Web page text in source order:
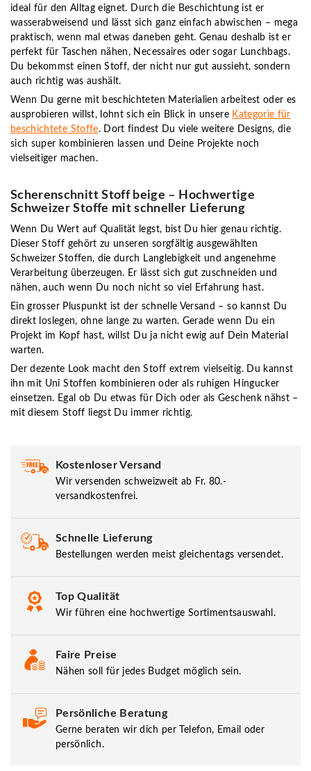
ideal für den Alltag eignet. Durch die Beschichtung ist er
wasserabweisend und lässt sich ganz einfach abwischen – mega
praktisch, wenn mal etwas daneben geht. Genau deshalb ist er
perfekt für
Taschen nähen, Necessaires oder sogar Lunchbags.
Du bekommst einen Stoff, der nicht nur gut aussieht, sondern
auch richtig was aushält.
Wenn Du gerne mit beschichteten Materialien arbeitest oder es
ausprobieren willst, lohnt sich ein Blick in unsere Kategorie für
beschichtete Stoffe. Dort findest Du viele weitere Designs, die
sich super kombinieren lassen und Deine Projekte noch
vielseitiger machen.
Scherenschnitt Stoff beige – Hochwertige
Schweizer Stoffe mit schneller Lieferung
Wenn Du Wert auf Qualität legst, bist Du hier genau richtig.
Dieser Stoff gehört zu unseren sorgfältig ausgewählten
Schweizer Stoffen, die durch Langlebigkeit und angenehme
Verarbeitung überzeugen. Er lässt sich gut zuschneiden und
nähen, auch wenn Du noch nicht so viel Erfahrung hast.
Ein grosser Pluspunkt ist der schnelle Versand – so kannst Du
direkt loslegen, ohne lange zu warten. Gerade wenn Du ein
Projekt im Kopf hast, willst Du ja nicht ewig auf Dein Material
warten.
Der dezente Look macht den Stoff extrem vielseitig. Du kannst
ihn mit Uni Stoffen kombinieren oder als ruhigen Hingucker
einsetzen. Egal ob Du etwas für Dich oder als Geschenk nähst –
mit diesem Stoff liegst Du immer richtig.
Kostenloser Versand
Wir versenden schweizweit ab Fr. 80.-
versandkostenfrei.
Schnelle Lieferung
Bestellungen werden meist gleichentags versendet.
Top Qualität
Wir führen eine hochwertige Sortimentsauswahl.
Faire Preise
Nähen soll für jedes Budget möglich sein.
Persönliche Beratung
Gerne beraten wir dich per Telefon, Email oder
persönlich.